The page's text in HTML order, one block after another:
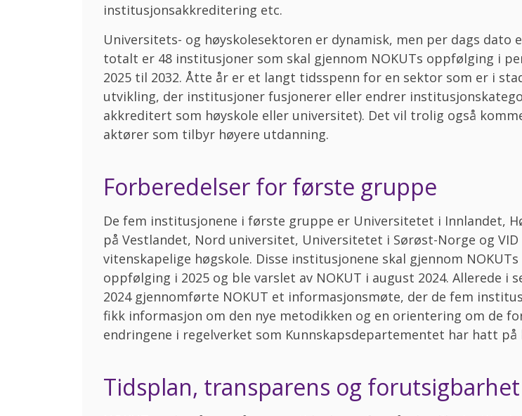
institusjonsakkreditering etc.
Universitets- og høyskolesektoren er dynamisk, men per dags dato
totalt er 48 institusjoner som skal gjennom NOKUTs oppfølging i
2025 til 2032. Åtte år er et langt tidsspenn for en sektor som er i
utvikling, der institusjoner fusjonerer eller endrer
akkreditert som høyskole eller universitet). Det vil trolig også
aktører som tilbyr høyere utdanning.
Forberedelser for første gruppe
De fem institusjonene i første gruppe er Universitetet i Innlandet,
på Vestlandet, Nord universitet, Universitetet i Sørøst-Norge og VID
vitenskapelige høgskole. Disse institusjonene skal gjennom NOKUTs
oppfølging i 2025 og ble varslet av NOKUT i august 2024. Allerede i
2024 gjennomførte NOKUT et informasjonsmøte, der de fem
fikk informasjon om den nye metodikken og en orientering om de
endringene i regelverket som Kunnskapsdepartementet har hatt på
Tidsplan, transparens og forutsigbarhet